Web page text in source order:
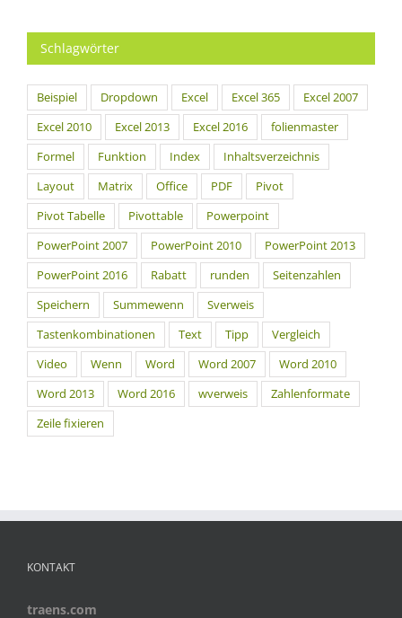
Schlagwörter
Beispiel Dropdown Excel Excel 365
Excel 2007
Excel 2010
Excel 2013 Excel 2016
folienmaster
Formel
Funktion Index
Inhaltsverzeichnis
Layout
Matrix Office PDF
Pivot
Pivot Tabelle
Pivottable
Powerpoint
PowerPoint 2007
PowerPoint 2010
PowerPoint 2013
PowerPoint 2016
Rabatt runden
Seitenzahlen
Speichern
Summewenn
Sverweis
Tastenkombinationen
Text Tipp
Vergleich
Video
Wenn Word Word 2007
Word 2010
Word 2013
Word 2016 wverweis
Zahlenformate
Zeile fixieren
KONTAKT
traens.com